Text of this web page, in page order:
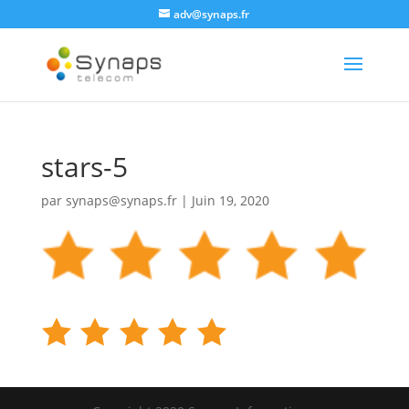
adv@synaps.fr
stars-5
par synaps@synaps.fr| Juin 19, 2020